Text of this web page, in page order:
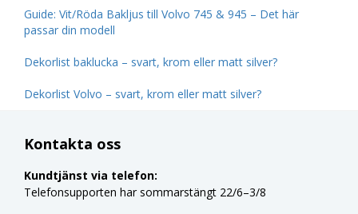
Guide: Vit/Röda Bakljus till Volvo 745 & 945 – Det här
passar din modell
Dekorlist baklucka – svart, krom eller matt silver?
Dekorlist Volvo – svart, krom eller matt silver?
Kontakta oss
Kundtjänst via telefon:
Telefonsupporten har sommarstängt 22/6–3/8